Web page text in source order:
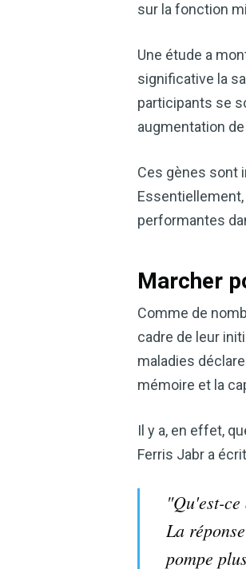
sur la fonction
Une étude a
significative la
participants se
augmentation
Ces gènes sont
performantes
Marcher
Comme de
cadre de leur
maladies
mémoire et la
Il y a, en effet,
Ferris Jabr a
"Qu'est-
La
pompe